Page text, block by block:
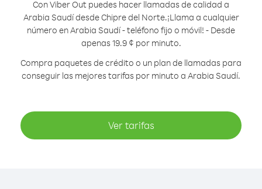
Con Viber Out puedes hacer llamadas de calidad a
Arabia Saudí desde Chipre del Norte.¡Llama a cualquier
número en Arabia Saudí - teléfono fijo o móvil! - Desde
apenas 19.9 ¢ por minuto.
Compra paquetes de crédito o un plan de llamadas para
conseguir las mejores tarifas por minuto a Arabia Saudí.
Ver tarifas